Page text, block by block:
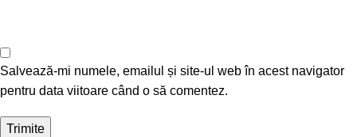
Salvează-mi numele, emailul și site-ul web în acest navigator
pentru data viitoare când o să comentez.